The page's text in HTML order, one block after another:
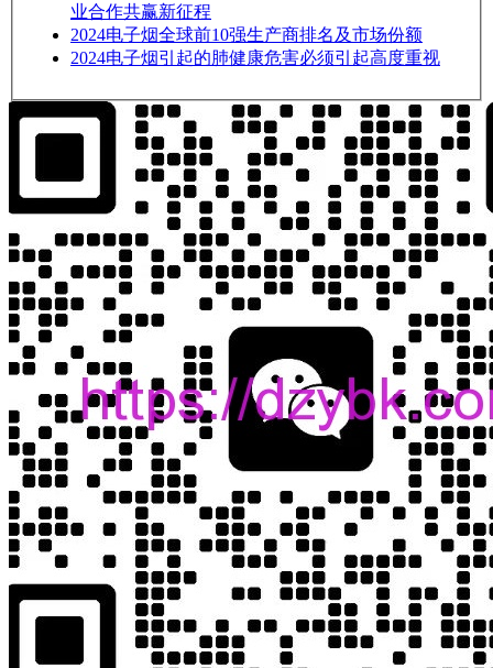
业合作共赢新征程
2024电子烟全球前10强生产商排名及市场份额
2024电子烟引起的肺健康危害必须引起高度重视